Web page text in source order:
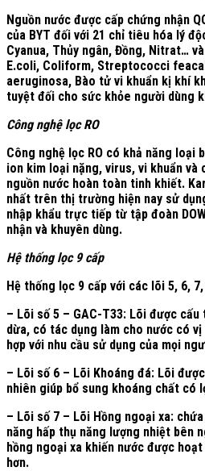
Nguồn nước được cấp chứng nhận
của BYT đối với 21 chỉ tiêu hóa lý
Cyanua, Thủy ngân, Đồng, Nitrat…
E.coli, Coliform, Streptococci
aeruginosa, Bào tử vi khuẩn kị khí
tuyệt đối cho sức khỏe người dùng
Công nghệ lọc RO
Công nghệ lọc RO có khả năng loại
ion kim loại nặng, virus, vi khuẩn và
nguồn nước hoàn toàn tinh khiết.
nhất trên thị trường hiện nay sử
nhập khẩu trực tiếp từ tập đoàn
nhận và khuyên dùng.
Hệ thống lọc 9 cấp
Hệ thống lọc 9 cấp với các lõi 5, 6,
– Lõi số 5 – GAC-T33: Lõi được
dừa, có tác dụng làm cho nước có
hợp với nhu cầu sử dụng của mọi
– Lõi số 6 – Lõi Khoáng đá: Lõi
nhiên giúp bổ sung khoáng chất có
– Lõi số 7 – Lõi Hồng ngoại xa:
năng hấp thụ năng lượng nhiệt bên
hồng ngoại xa khiến nước được
hơn.